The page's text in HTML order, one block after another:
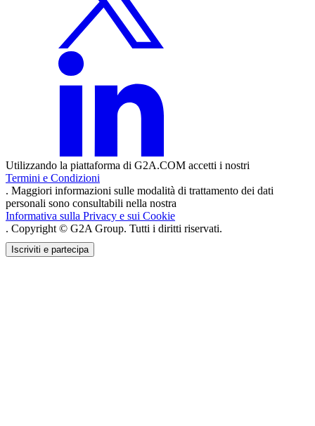
Utilizzando la piattaforma di G2A.COM accetti i nostri
Termini e Condizioni
. Maggiori informazioni sulle modalità di trattamento dei dati
personali sono consultabili nella nostra
Informativa sulla Privacy e sui Cookie
. Copyright © G2A Group. Tutti i diritti riservati.
Iscriviti e partecipa